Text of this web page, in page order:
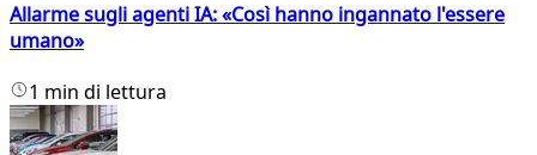
Allarme sugli agenti IA: «Così hanno ingannato l'essere
umano»
1 min di lettura